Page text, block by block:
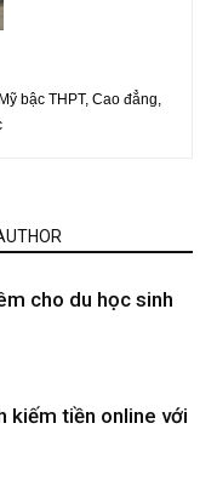
bậc THPT, Cao đẳng,
cho du học sinh
kiếm tiền online với